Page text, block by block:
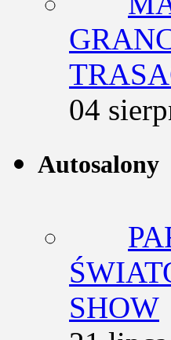
04
Autosalony
SHOW